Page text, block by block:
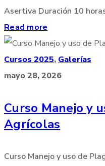
Asertiva Duración 10
Read more
Cursos 2025, Galerías
mayo 28, 2026
Curso Manejo y
Agrícolas
Curso Manejo y uso de